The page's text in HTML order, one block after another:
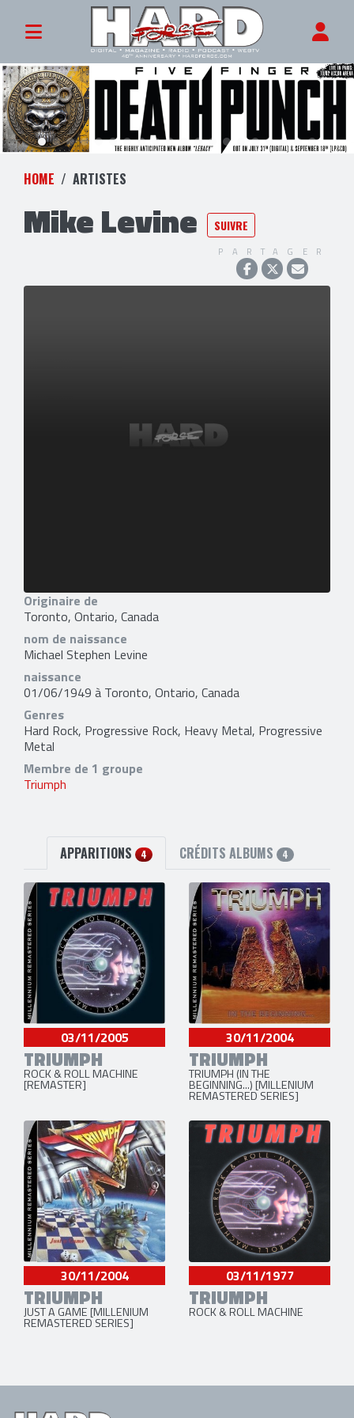
HOME ARTISTES
Mike Levine SUIVRE
PARTAGER
Originaire de
Toronto, Ontario, Canada
nom de naissance
Michael Stephen Levine
naissance
01/06/1949 à Toronto, Ontario, Canada
Genres
Hard Rock, Progressive Rock, Heavy Metal, Progressive
Metal
Membre de 1 groupe
Triumph
APPARITIONS 4 CRÉDITS ALBUMS 4
03/11/2005
TRIUMPH
ROCK & ROLL MACHINE
[REMASTER]
30/11/2004
TRIUMPH
TRIUMPH (IN THE
BEGINNING...) [MILLENIUM
REMASTERED SERIES]
30/11/2004
TRIUMPH
JUST A GAME [MILLENIUM
REMASTERED SERIES]
03/11/1977
TRIUMPH
ROCK & ROLL MACHINE